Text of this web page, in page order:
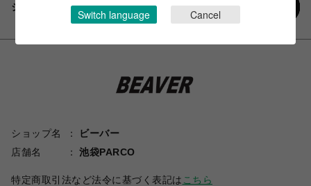
シェアする
ショップ名
ビーバー
店舗名
池袋PARCO
特定商取引法など法令に基づく表記は こちら
Switch language Cancel